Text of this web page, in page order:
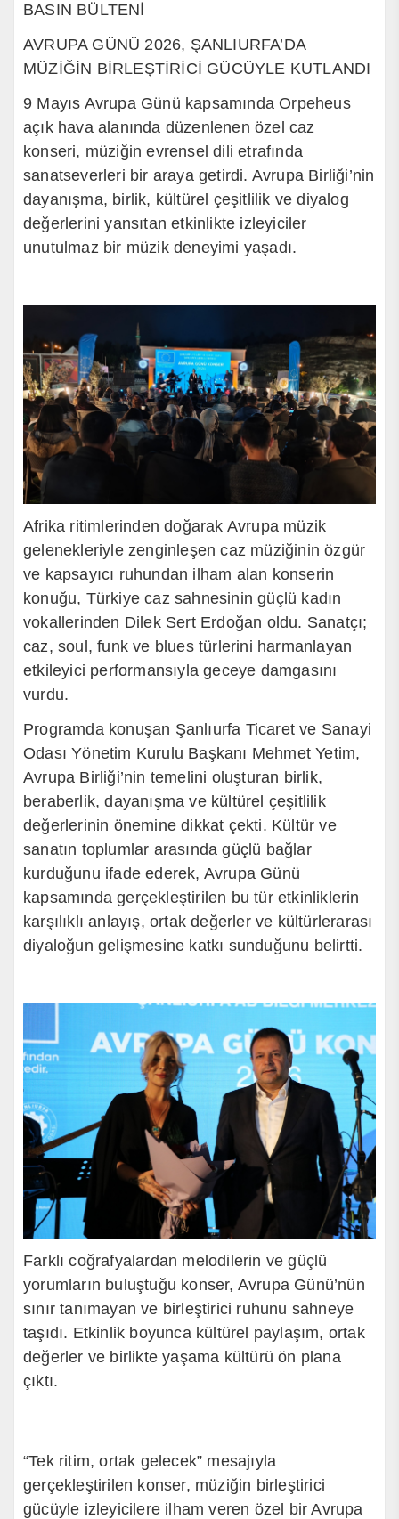
BASIN BÜLTENİ
AVRUPA GÜNÜ 2026, ŞANLIURFA’DA
MÜZİĞİN BİRLEŞTİRİCİ GÜCÜYLE KUTLANDI
9 Mayıs Avrupa Günü kapsamında Orpeheus
açık hava alanında düzenlenen özel caz
konseri, müziğin evrensel dili etrafında
sanatseverleri bir araya getirdi. Avrupa Birliği’nin
dayanışma, birlik, kültürel çeşitlilik ve diyalog
değerlerini yansıtan etkinlikte izleyiciler
unutulmaz bir müzik deneyimi yaşadı.
Afrika ritimlerinden doğarak Avrupa müzik
gelenekleriyle zenginleşen caz müziğinin özgür
ve kapsayıcı ruhundan ilham alan konserin
konuğu, Türkiye caz sahnesinin güçlü kadın
vokallerinden Dilek Sert Erdoğan oldu. Sanatçı;
caz, soul, funk ve blues türlerini harmanlayan
etkileyici performansıyla geceye damgasını
vurdu.
Programda konuşan Şanlıurfa Ticaret ve Sanayi
Odası Yönetim Kurulu Başkanı Mehmet Yetim,
Avrupa Birliği’nin temelini oluşturan birlik,
beraberlik, dayanışma ve kültürel çeşitlilik
değerlerinin önemine dikkat çekti. Kültür ve
sanatın toplumlar arasında güçlü bağlar
kurduğunu ifade ederek, Avrupa Günü
kapsamında gerçekleştirilen bu tür etkinliklerin
karşılıklı anlayış, ortak değerler ve kültürlerarası
diyaloğun gelişmesine katkı sunduğunu belirtti.
Farklı coğrafyalardan melodilerin ve güçlü
yorumların buluştuğu konser, Avrupa Günü’nün
sınır tanımayan ve birleştirici ruhunu sahneye
taşıdı. Etkinlik boyunca kültürel paylaşım, ortak
değerler ve birlikte yaşama kültürü ön plana
çıktı.
“Tek ritim, ortak gelecek” mesajıyla
gerçekleştirilen konser, müziğin birleştirici
gücüyle izleyicilere ilham veren özel bir Avrupa